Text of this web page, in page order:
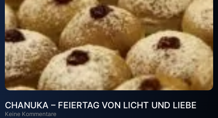
CHANUKA – FEIERTAG VON LICHT UND LIEBE
Keine Kommentare